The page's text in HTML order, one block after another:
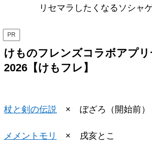
リセマラしたくなるソシャ
PR
けものフレンズコラボアプリ
2026【けもフレ】
杖と剣の伝説 × ぼざろ（開始前）
メメントモリ × 戌亥とこ